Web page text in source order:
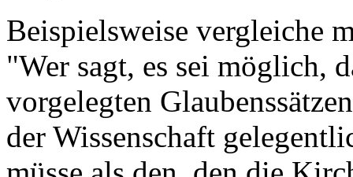
Beispielsweise vergleiche
"Wer sagt, es sei möglich,
vorgelegten
der Wissenschaft